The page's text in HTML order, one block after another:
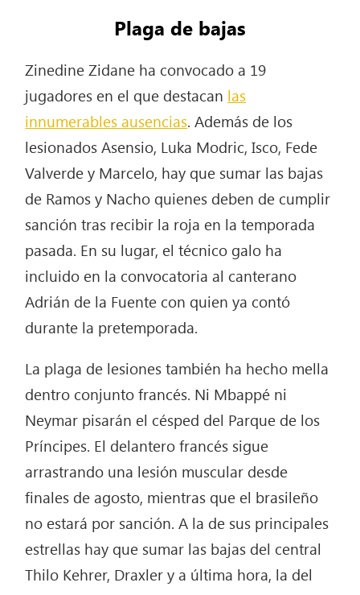
Plaga de bajas
Zinedine Zidane ha convocado a 19
jugadores en el que destacan las
innumerables ausencias. Además de los
lesionados Asensio, Luka Modric, Isco, Fede
Valverde y Marcelo, hay que sumar las bajas
de Ramos y Nacho quienes deben de cumplir
sanción tras recibir la roja en la temporada
pasada. En su lugar, el técnico galo ha
incluido en la convocatoria al canterano
Adrián de la Fuente con quien ya contó
durante la pretemporada.
La plaga de lesiones también ha hecho mella
dentro conjunto francés. Ni Mbappé ni
Neymar pisarán el césped del Parque de los
Príncipes. El delantero francés sigue
arrastrando una lesión muscular desde
finales de agosto, mientras que el brasileño
no estará por sanción. A la de sus principales
estrellas hay que sumar las bajas del central
Thilo Kehrer, Draxler y a última hora, la del